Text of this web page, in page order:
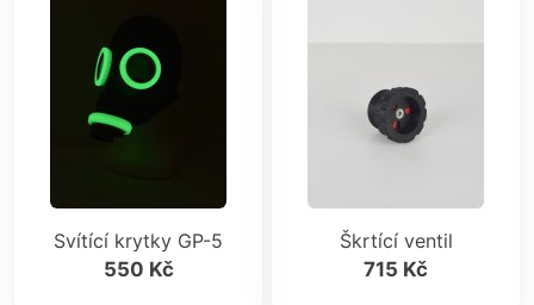
Svítící krytky GP-5
550 Kč
Škrtící ventil
715 Kč